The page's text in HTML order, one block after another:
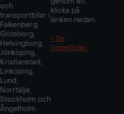
och
transportbilar i
Falkenberg,
Göteborg,
Helsingborg,
Jönköping,
Kristianstad,
Linköping,
Lund,
Norrtälje,
Stockholm och
Ängelholm.
klicka på
länken nedan.
> Se
öppettider